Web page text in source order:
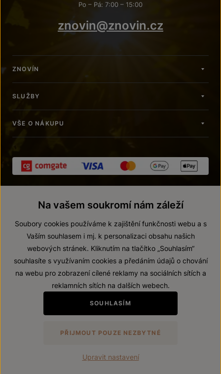
Po – Pá: 7:00 – 15:00
znovin@znovin.cz
ZNOVÍN
SLUŽBY
VŠE O NÁKUPU
© 2026 ZNOVÍN ZNOJMO, a. s.
Prohlášení o přístupnosti
Zákaz prodeje alkoholických nápojů osobám mladším 18 let.
VytvořilwebProgress
Na vašem soukromí nám záleží
Soubory cookies používáme k zajištění funkčnosti webu a s
Vaším souhlasem i mj. k personalizaci obsahu našich
webových stránek. Kliknutím na tlačítko „Souhlasím“
souhlasíte s využívaním cookies a předáním údajů o chování
na webu pro zobrazení cílené reklamy na sociálních sítích a
reklamních sítích na dalších webech.
SOUHLASÍM
PŘIJMOUT POUZE NEZBYTNÉ
Upravit nastavení